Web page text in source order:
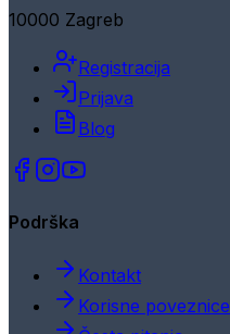
10000 Zagreb
Registracija
Prijava
Blog
Podrška
Kontakt
Korisne poveznice